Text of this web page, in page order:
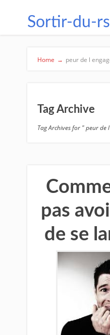
Sortir-du-
Home → peur de l
Tag Archive
Tag Archives for " peur de
pas
de se